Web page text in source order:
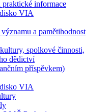
praktické informace
VIA
a pamětihodnost
spolkové činnosti,
dědictví
příspěvkem)
VIA